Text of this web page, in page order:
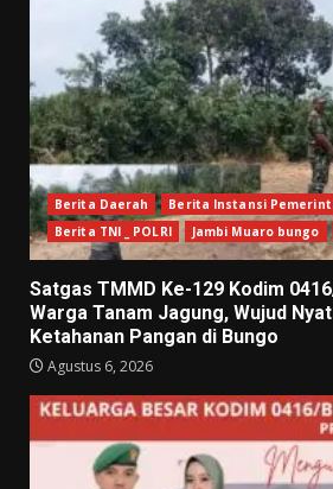
Berita Daerah
Berita Instansi
Berita TNI _ POLRI
Jambi Muaro bungo
Satgas TMMD Ke-129 Kodim
Warga Tanam Jagung, Wujud
Ketahanan Pangan di Bungo
Agustus 6, 2026